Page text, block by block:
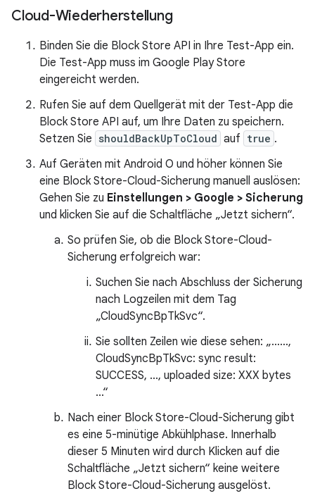
Cloud-Wiederherstellung
Binden Sie die Block Store API in Ihre Test-App ein.
Die Test-App muss im Google Play Store
eingereicht werden.
Rufen Sie auf dem Quellgerät mit der Test-App die
Block Store API auf, um Ihre Daten zu speichern.
Setzen Sie shouldBackUpToCloud auf true .
Auf Geräten mit Android O und höher können Sie
eine Block Store-Cloud-Sicherung manuell auslösen:
Gehen Sie zu Einstellungen > Google > Sicherung
und klicken Sie auf die Schaltfläche „Jetzt sichern“.
So prüfen Sie, ob die Block Store-Cloud-
Sicherung erfolgreich war:
Suchen Sie nach Abschluss der Sicherung
nach Logzeilen mit dem Tag
„CloudSyncBpTkSvc“.
Sie sollten Zeilen wie diese sehen: „......,
CloudSyncBpTkSvc: sync result:
SUCCESS, ..., uploaded size: XXX bytes
...“
Nach einer Block Store-Cloud-Sicherung gibt
es eine 5-minütige Abkühlphase. Innerhalb
dieser 5 Minuten wird durch Klicken auf die
Schaltfläche „Jetzt sichern“ keine weitere
Block Store-Cloud-Sicherung ausgelöst.